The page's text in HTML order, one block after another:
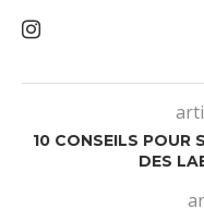
10 CONSEILS POUR
DES